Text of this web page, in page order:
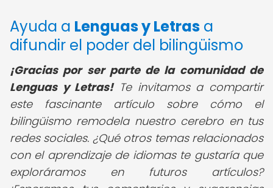
Ayuda a Lenguas y Letras a
difundir el poder del bilingüismo
¡Gracias por ser parte de la comunidad de
Lenguas y Letras!Te invitamos a compartir
este fascinante artículo sobre cómo el
bilingüismo remodela nuestro cerebro en tus
redes sociales. ¿Qué otros temas relacionados
con el aprendizaje de idiomas te gustaría que
exploráramos en futuros artículos?